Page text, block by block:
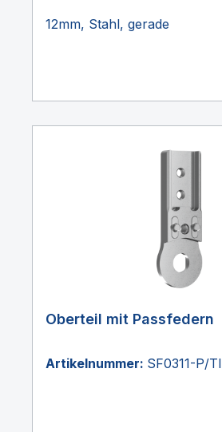
12mm, Stahl, gerade
Oberteil mit Passfedern
Artikelnummer: SF0311-P/TI